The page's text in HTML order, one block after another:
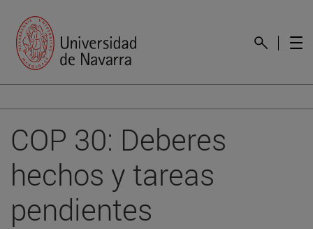
COP 30: Deberes
hechos y tareas
pendientes